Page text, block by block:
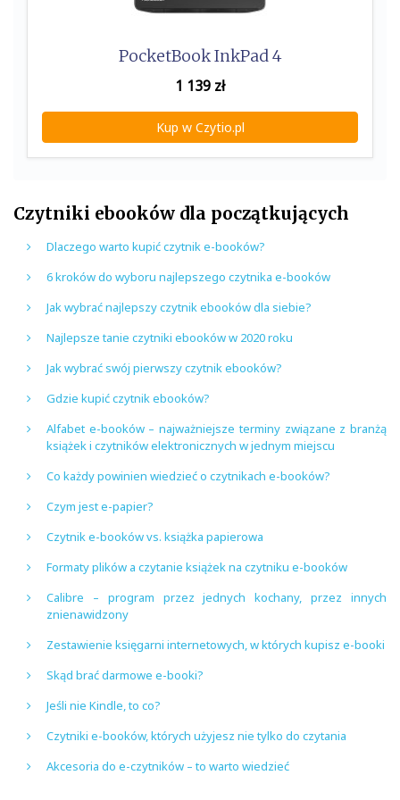
PocketBook InkPad 4
1 139 zł
Kup w Czytio.pl
Czytniki ebooków dla początkujących
Dlaczego warto kupić czytnik e-booków?
6 kroków do wyboru najlepszego czytnika e-booków
Jak wybrać najlepszy czytnik ebooków dla siebie?
Najlepsze tanie czytniki ebooków w 2020 roku
Jak wybrać swój pierwszy czytnik ebooków?
Gdzie kupić czytnik ebooków?
Alfabet e-booków – najważniejsze terminy związane z branżą
książek i czytników elektronicznych w jednym miejscu
Co każdy powinien wiedzieć o czytnikach e-booków?
Czym jest e-papier?
Czytnik e-booków vs. książka papierowa
Formaty plików a czytanie książek na czytniku e-booków
Calibre – program przez jednych kochany, przez innych
znienawidzony
Zestawienie księgarni internetowych, w których kupisz e-booki
Skąd brać darmowe e-booki?
Jeśli nie Kindle, to co?
Czytniki e-booków, których użyjesz nie tylko do czytania
Akcesoria do e-czytników – to warto wiedzieć